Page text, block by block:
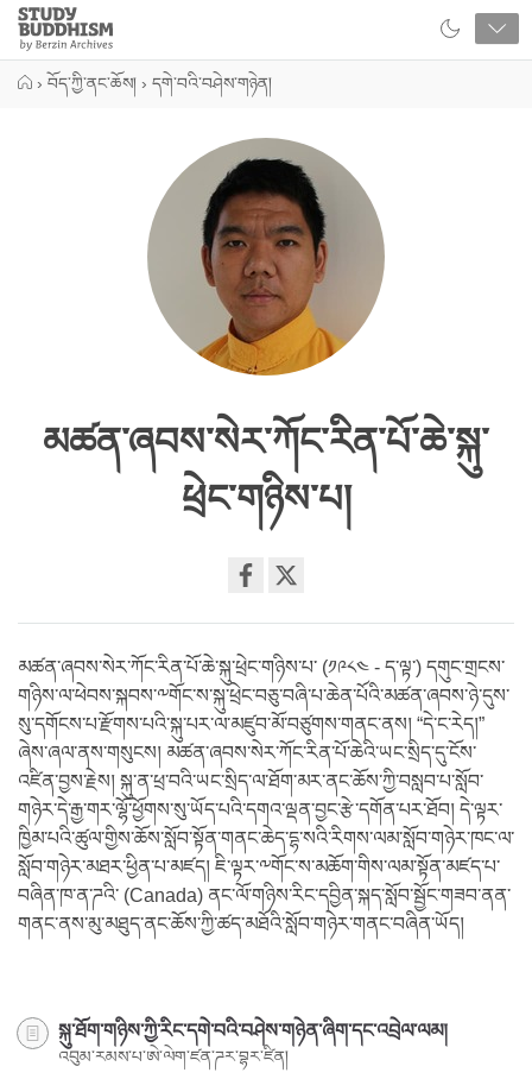
Close
Study
Buddhism
Home
› བོད་ཀྱི་ནང་ཆོས། › དགེ་བའི་བཤེས་གཉེན།
མཚན་ཞབས་སེར་ཀོང་རིན་པོ་ཆེ་སྐུ་
ཕྲེང་གཉིས་པ།
facebook
མཚན་ཞབས་སེར་ཀོང་རིན་པོ་ཆེ་སྐུ་ཕྲེང་གཉིས་པ་ (༡༩༨༤ - ད་ལྟ་) དགུང་གྲངས་
གཉིས་ལ་ཕེབས་སྐབས་༸གོང་ས་སྐུ་ཕྲེང་བཅུ་བཞི་པ་ཆེན་པོའི་མཚན་ཞབས་ཉེ་དུས་
སུ་དགོངས་པ་རྫོགས་པའི་སྐུ་པར་ལ་མཛུབ་མོ་བཙུགས་གནང་ནས། “དེ་ང་རེད།”
ཞེས་ཞལ་ནས་གསུངས། མཚན་ཞབས་སེར་ཀོང་རིན་པོ་ཆེའི་ཡང་སྲིད་དུ་ངོས་
འཛིན་བྱས་རྗེས། སྐུ་ན་ཕྲ་བའི་ཡང་སྲིད་ལ་ཐོག་མར་ནང་ཆོས་ཀྱི་བསླབ་པ་སློབ་
གཉེར་དེ་རྒྱ་གར་ལྷོ་ཕྱོགས་སུ་ཡོད་པའི་དགའ་ལྡན་བྱང་རྩེ་དགོན་པར་ཐོབ། དེ་ལྟར་
ཁྱིམ་པའི་ཚུལ་གྱིས་ཆོས་སློབ་སྟོན་གནང་ཆེད་དྷ་སའི་རིགས་ལམ་སློབ་གཉེར་ཁང་ལ་
སློབ་གཉེར་མཐར་ཕྱིན་པ་མཛད། ཇི་ལྟར་༸གོང་ས་མཆོག་གིས་ལམ་སྟོན་མཛད་པ་
བཞིན་ཁ་ན་ཌའི་ (Canada) ནང་ལོ་གཉིས་རིང་དབྱིན་སྐད་སློབ་སྦྱོང་གཟབ་ནན་
གནང་ནས་མུ་མཐུད་ནང་ཆོས་ཀྱི་ཚད་མཐོའི་སློབ་གཉེར་གནང་བཞིན་ཡོད།
སྐུ་ཐོག་གཉིས་ཀྱི་རིང་དགེ་བའི་བཤེས་གཉེན་ཞིག་དང་འབྲེལ་ལམ།
འབུམ་རམས་པ་ཨེ་ལེག་ཛན་ཌར་བྷར་ཛིན།